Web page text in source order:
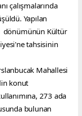
çalışmalarında
Yapılan
dönümünün Kültür
tahsisinin
Mahallesi
konut
273 ada
bulunan